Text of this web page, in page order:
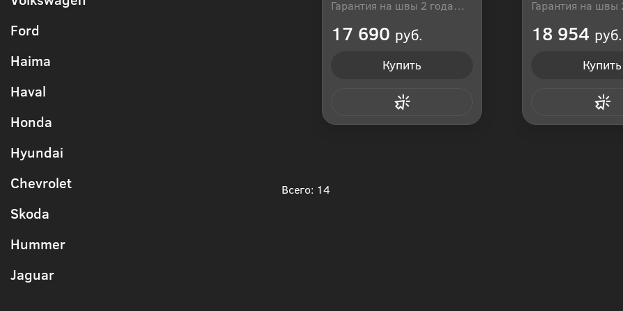
Ford
Haima
Haval
Honda
Hyundai
Chevrolet
Skoda
Hummer
Jaguar
Гарантия на швы 2 года
17 690 руб.
Купить
Гарантия на швы
18 954 руб.
Купить
Всего: 14